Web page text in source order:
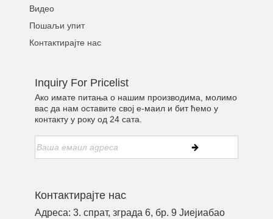
Видео
Пошаљи упит
Контактирајте нас
Inquiry For Pricelist
Ако имате питања о нашим производима, молимо
вас да нам оставите свој е-маил и бит ћемо у
контакту у року од 24 сата.
Контактирајте нас
Адреса: 3. спрат, зграда 6, бр. 9 Јиејиабао